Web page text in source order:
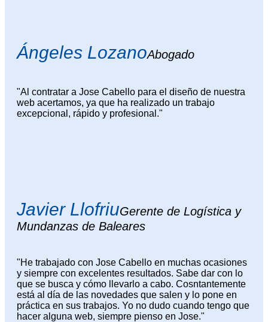
Ángeles LozanoAbogado
"Al contratar a Jose Cabello para el diseño de nuestra
web acertamos, ya que ha realizado un trabajo
excepcional, rápido y profesional."
Javier LlofriuGerente de Logística y
Mundanzas de Baleares
"He trabajado con Jose Cabello en muchas ocasiones
y siempre con excelentes resultados. Sabe dar con lo
que se busca y cómo llevarlo a cabo. Cosntantemente
está al día de las novedades que salen y lo pone en
práctica en sus trabajos. Yo no dudo cuando tengo que
hacer alguna web, siempre pienso en Jose."